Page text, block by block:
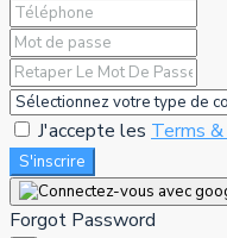
J'accepte les Terms
S'inscrire
Forgot Password